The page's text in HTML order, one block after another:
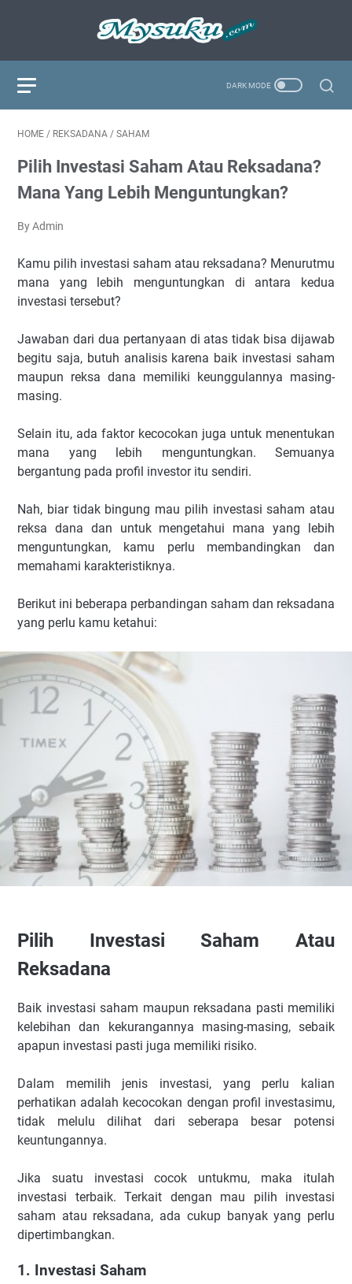
HOME / REKSADANA / SAHAM
Pilih Investasi Saham Atau Reksadana?
Mana Yang Lebih Menguntungkan?
By Admin
Kamu pilih investasi saham atau reksadana? Menurutmu
mana yang lebih menguntungkan di antara kedua
investasi tersebut?
Jawaban dari dua pertanyaan di atas tidak bisa dijawab
begitu saja, butuh analisis karena baik investasi saham
maupun reksa dana memiliki keunggulannya masing-
masing.
Selain itu, ada faktor kecocokan juga untuk menentukan
mana yang lebih menguntungkan. Semuanya
bergantung pada profil investor itu sendiri.
Nah, biar tidak bingung mau pilih investasi saham atau
reksa dana dan untuk mengetahui mana yang lebih
menguntungkan, kamu perlu membandingkan dan
memahami karakteristiknya.
Berikut ini beberapa perbandingan saham dan reksadana
yang perlu kamu ketahui:
Pilih Investasi Saham Atau
Reksadana
Baik investasi saham maupun reksadana pasti memiliki
kelebihan dan kekurangannya masing-masing, sebaik
apapun investasi pasti juga memiliki risiko.
Dalam memilih jenis investasi, yang perlu kalian
perhatikan adalah kecocokan dengan profil investasimu,
tidak melulu dilihat dari seberapa besar potensi
keuntungannya.
Jika suatu investasi cocok untukmu, maka itulah
investasi terbaik. Terkait dengan mau pilih investasi
saham atau reksadana, ada cukup banyak yang perlu
dipertimbangkan.
1. Investasi Saham